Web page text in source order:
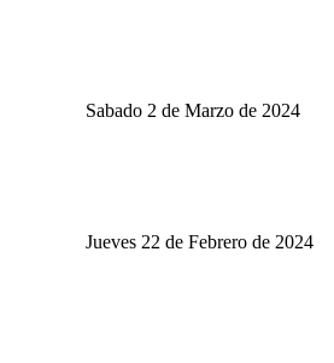
Sabado 2 de Marzo de 2024
Jueves 22 de Febrero de 2024